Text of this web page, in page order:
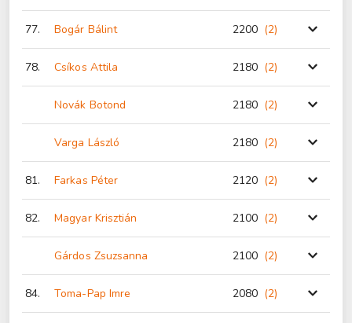
77. Bogár Bálint 2200 (2)
78. Csíkos Attila 2180 (2)
Novák Botond 2180 (2)
Varga László 2180 (2)
81. Farkas Péter 2120 (2)
82. Magyar Krisztián 2100 (2)
Gárdos Zsuzsanna 2100 (2)
84. Toma-Pap Imre 2080 (2)